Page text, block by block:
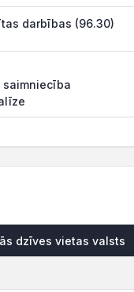
darbības (96.30)
saimniecība
dzīves vietas valsts